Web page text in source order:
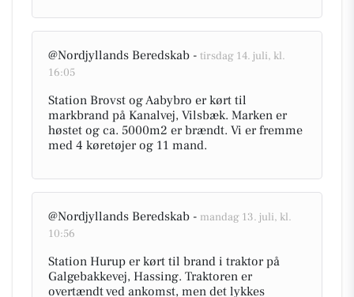
@Nordjyllands Beredskab - tirsdag 14. juli, kl.
16:05
Station Brovst og Aabybro er kørt til
markbrand på Kanalvej, Vilsbæk. Marken er
høstet og ca. 5000m2 er brændt. Vi er fremme
med 4 køretøjer og 11 mand.
@Nordjyllands Beredskab - mandag 13. juli, kl.
10:56
Station Hurup er kørt til brand i traktor på
Galgebakkevej, Hassing. Traktoren er
overtændt ved ankomst, men det lykkes